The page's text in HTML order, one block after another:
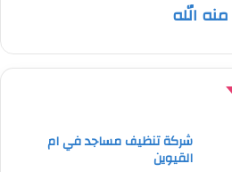
منه الله
شركة تنظيف مساجد في ام
القيوين